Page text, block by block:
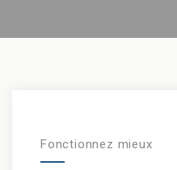
Fonctionnez mieux